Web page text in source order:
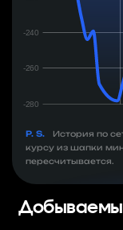
P. S.
История по
курсу из шапки
пересчитывается.